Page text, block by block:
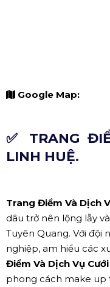
Google Map:
✅ TRANG
LINH HUỆ.
Trang Điểm Và Dịch
dâu trở nên lộng lẫy
Tuyên Quang. Với đội
nghiệp, am hiểu các
Điểm Và Dịch Vụ
phong cách make up